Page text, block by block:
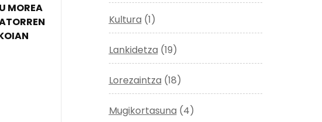
MOREA
Kultura (1)
Lankidetza (19)
Lorezaintza (18)
Mugikortasuna (4)